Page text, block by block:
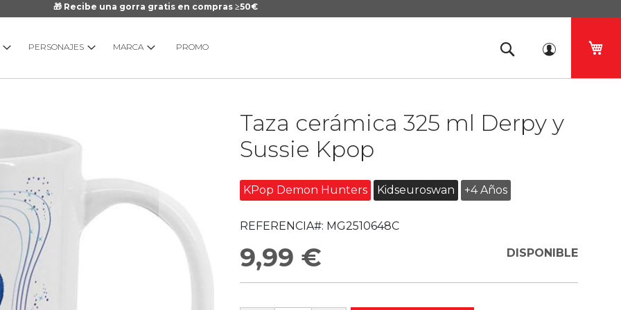
🎁 Recibe una gorra gratis en compras ≥50€
PERSONAJES MARCA PROMO
Taza cerámica 325 ml Derpy y
Sussie Kpop
KPop Demon Hunters Kidseuroswan +4 Años
REFERENCIA#: MG2510648C
9,99 € DISPONIBLE
galería
imágenes